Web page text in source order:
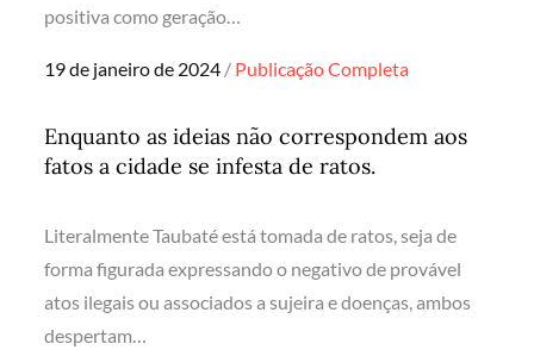
positiva como geração…
Posted
19 de janeiro de 2024 Publicação Completa
Enquanto as ideias não correspondem aos
fatos a cidade se infesta de ratos.
Literalmente Taubaté está tomada de ratos, seja de
forma figurada expressando o negativo de provável
atos ilegais ou associados a sujeira e doenças, ambos
despertam…